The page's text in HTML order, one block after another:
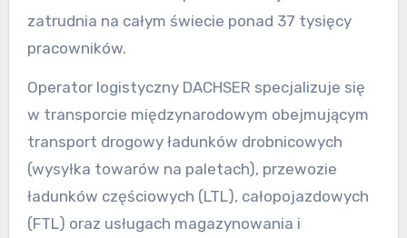
zatrudnia na całym świecie ponad 37 tysięcy
pracowników.
Operator logistyczny DACHSER specjalizuje się
w transporcie międzynarodowym obejmującym
transport drogowy ładunków drobnicowych
(wysyłka towarów na paletach), przewozie
ładunków częściowych (LTL), całopojazdowych
(FTL) oraz usługach magazynowania i